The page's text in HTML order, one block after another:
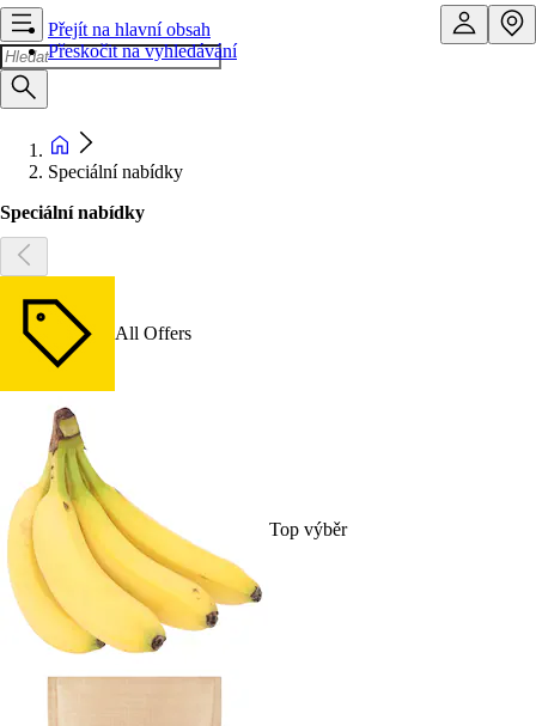
Přejít na hlavní obsah
Přeskočit na vyhledávání
Speciální nabídky
Speciální nabídky
All Offers
Top výběr